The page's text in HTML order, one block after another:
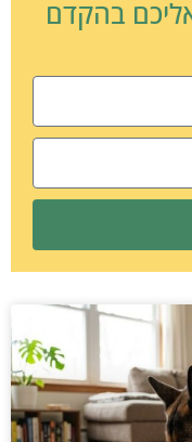
בהקדם